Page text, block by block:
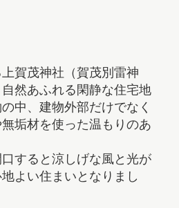
賀茂神社（賀茂別雷神
然あふれる閑静な住宅地
中、建物外部だけでなく
垢材を使った温もりのあ
すると涼しげな風と光が
よい住まいとなりまし